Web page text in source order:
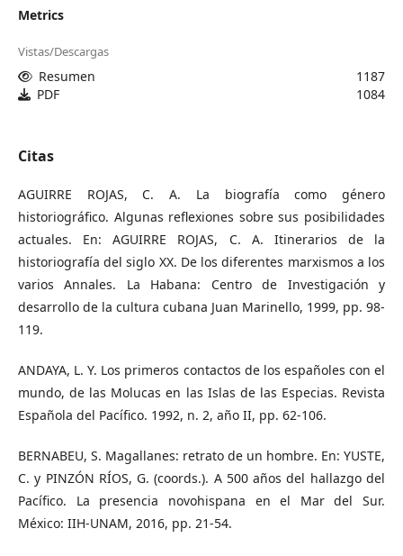
Metrics
Vistas/Descargas
Resumen
1187
PDF
1084
Citas
AGUIRRE ROJAS, C. A. La biografía como género
historiográfico. Algunas reflexiones sobre sus posibilidades
actuales. En: AGUIRRE ROJAS, C. A. Itinerarios de la
historiografía del siglo XX. De los diferentes marxismos a los
varios Annales. La Habana: Centro de Investigación y
desarrollo de la cultura cubana Juan Marinello, 1999, pp. 98-
119.
ANDAYA, L. Y. Los primeros contactos de los españoles con el
mundo, de las Molucas en las Islas de las Especias. Revista
Española del Pacífico. 1992, n. 2, año II, pp. 62-106.
BERNABEU, S. Magallanes: retrato de un hombre. En: YUSTE,
C. y PINZÓN RÍOS, G. (coords.). A 500 años del hallazgo del
Pacífico. La presencia novohispana en el Mar del Sur.
México: IIH-UNAM, 2016, pp. 21-54.